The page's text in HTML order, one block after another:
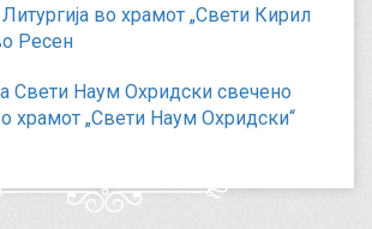
во храмот „Свети Кирил
Ресен
Свети Наум Охридски свечено
храмот „Свети Наум Охридски“